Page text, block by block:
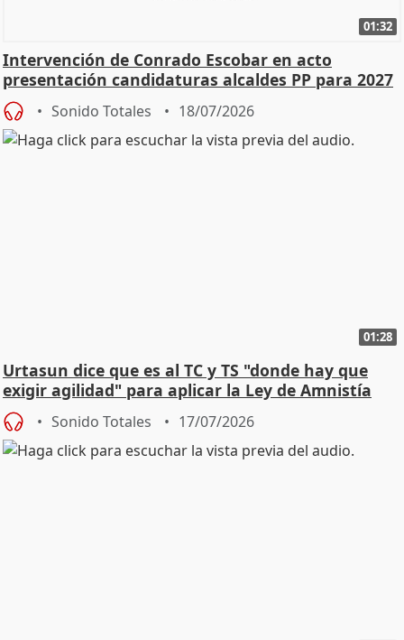
01:32
Intervención de Conrado Escobar en acto
presentación candidaturas alcaldes PP para 2027
Sonido Totales 18/07/2026
01:28
Urtasun dice que es al TC y TS "donde hay que
exigir agilidad" para aplicar la Ley de Amnistía
Sonido Totales 17/07/2026